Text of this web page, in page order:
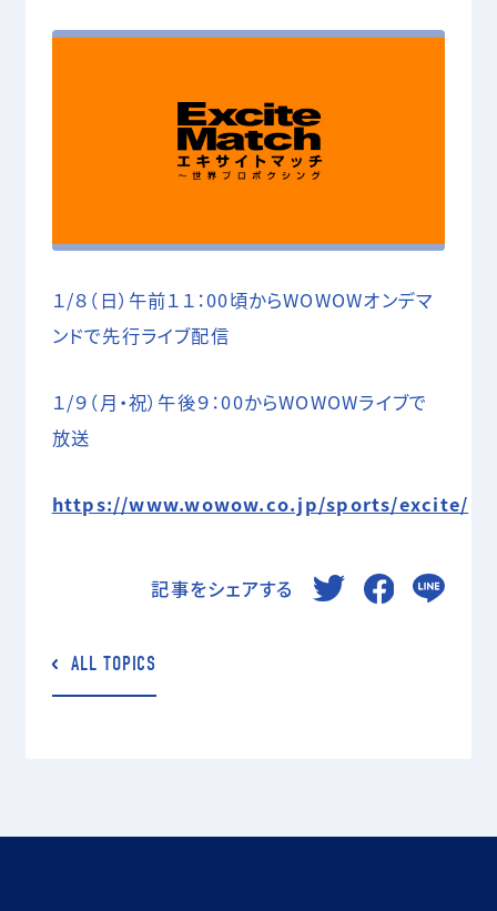
１/８（日）午前１１：00頃からWOWOWオンデマ
ンドで先行ライブ配信
１/９（月・祝）午後９：00からWOWOWライブで
放送
https://www.wowow.co.jp/sports/excite/
記事をシェアする
ALL TOPICS